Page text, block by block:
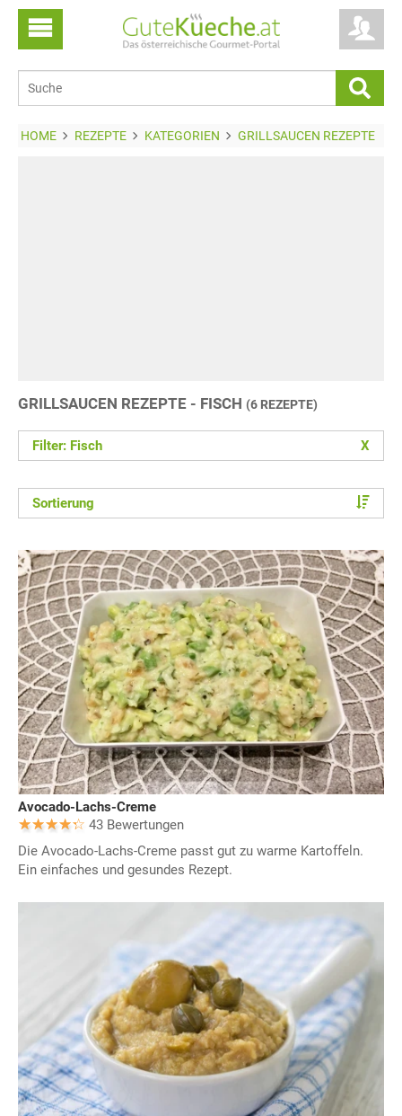
HOME REZEPTE KATEGORIEN GRILLSAUCEN REZEPTE
GRILLSAUCEN REZEPTE - FISCH (6 REZEPTE)
Filter: Fisch X
Sortierung
Avocado-Lachs-Creme
43 Bewertungen
Die Avocado-Lachs-Creme passt gut zu warme Kartoffeln.
Ein einfaches und gesundes Rezept.